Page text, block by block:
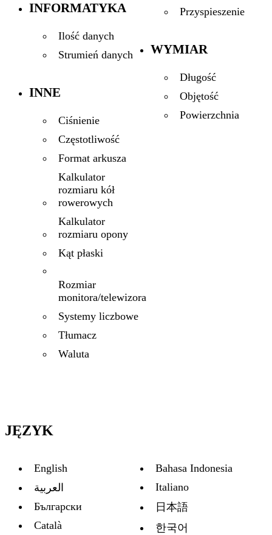
INFORMATYKA
Ilość danych
Strumień danych
INNE
Ciśnienie
Częstotliwość
Format arkusza
Kalkulator
rozmiaru kół
rowerowych
Kalkulator
rozmiaru opony
Kąt płaski
Rozmiar
monitora/telewizora
Systemy liczbowe
Tłumacz
Waluta
Przyspieszenie
WYMIAR
Długość
Objętość
Powierzchnia
JĘZYK
English
العربية
Български
Català
Bahasa Indonesia
Italiano
日本語
한국어